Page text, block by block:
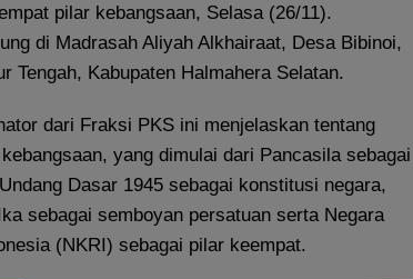
pilar kebangsaan, Selasa (26/11).
di Madrasah Aliyah Alkhairaat, Desa Bibinoi,
Tengah, Kabupaten Halmahera Selatan.
dari Fraksi PKS ini menjelaskan tentang
yang dimulai dari Pancasila sebagai
Dasar 1945 sebagai konstitusi negara,
sebagai semboyan persatuan serta Negara
(NKRI) sebagai pilar keempat.